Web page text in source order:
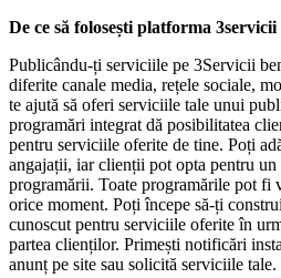
De ce să folosești platforma 3servicii
Publicându-ți serviciile pe 3Servicii
diferite canale media, rețele sociale,
te ajută să oferi serviciile tale unui
programări integrat dă posibilitatea
pentru serviciile oferite de tine. Poți
angajații, iar clienții pot opta pentru
programării. Toate programările pot fi
orice moment. Poți începe să-ți
cunoscut pentru serviciile oferite în
partea clienților. Primești notificări
anunț pe site sau solicită serviciile tale.